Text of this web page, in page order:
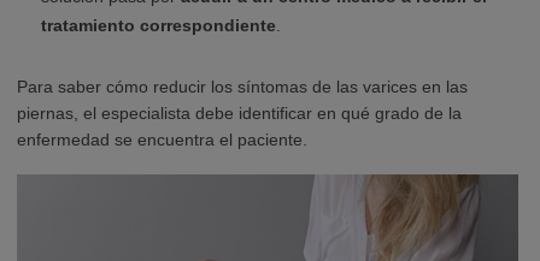
tratamiento correspondiente
Para saber cómo reducir los síntomas de las varices en las
piernas, el especialista debe identificar en qué grado de la
enfermedad se encuentra el paciente.